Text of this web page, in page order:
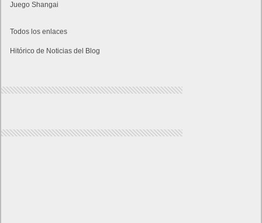
Juego Shangai
Todos los enlaces
Hitórico de Noticias del Blog